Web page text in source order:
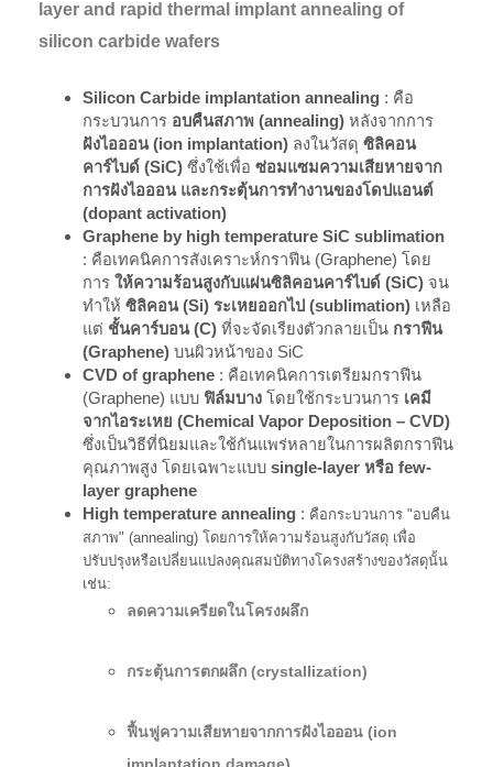
layer and rapid thermal implant annealing of
silicon carbide wafers
Silicon Carbide implantation annealing : คือ
กระบวนการ อบคืนสภาพ (annealing) หลังจากการ
ฝังไอออน (ion implantation) ลงในวัสดุ ซิลิคอน
คาร์ไบด์ (SiC) ซึ่งใช้เพื่อ ซ่อมแซมความเสียหายจาก
การฝังไอออน และกระตุ้นการทำงานของโดปแอนต์
(dopant activation)
Graphene by high temperature SiC sublimation
: คือเทคนิคการสังเคราะห์กราฟีน (Graphene) โดย
การ ให้ความร้อนสูงกับแผ่นซิลิคอนคาร์ไบด์ (SiC) จน
ทำให้ ซิลิคอน (Si) ระเหยออกไป (sublimation) เหลือ
แต่ ชั้นคาร์บอน (C) ที่จะจัดเรียงตัวกลายเป็น กราฟีน
(Graphene) บนผิวหน้าของ SiC
CVD of graphene : คือเทคนิคการเตรียมกราฟีน
(Graphene) แบบ ฟิล์มบาง โดยใช้กระบวนการ เคมี
จากไอระเหย (Chemical Vapor Deposition – CVD)
ซึ่งเป็นวิธีที่นิยมและใช้กันแพร่หลายในการผลิตกราฟีน
คุณภาพสูง โดยเฉพาะแบบ single-layer หรือ few-
layer graphene
High temperature annealing : คือกระบวนการ "อบคืน
สภาพ" (annealing) โดยการให้ความร้อนสูงกับวัสดุ เพื่อ
ปรับปรุงหรือเปลี่ยนแปลงคุณสมบัติทางโครงสร้างของวัสดุนั้น
เช่น:
ลดความเครียดในโครงผลึก
กระตุ้นการตกผลึก (crystallization)
ฟื้นฟูความเสียหายจากการฝังไอออน (ion